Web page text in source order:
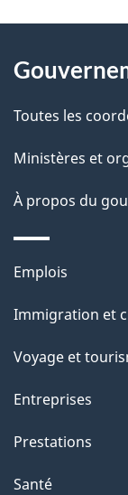
i
l
s
d
e
l
a
p
a
g
e
propos
de
ce
site
Toutes les
Ministères et
À propos du
Thèmes
sujets
Emplois
Immigration et
Voyage et
Entreprises
Prestations
Santé